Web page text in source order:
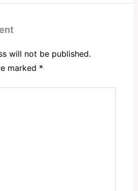
will not be published.
marked *